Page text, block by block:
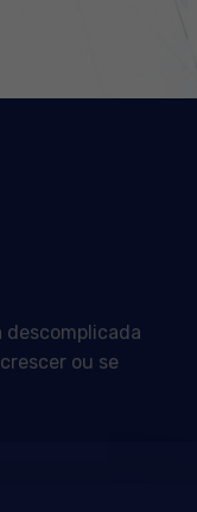
ou se